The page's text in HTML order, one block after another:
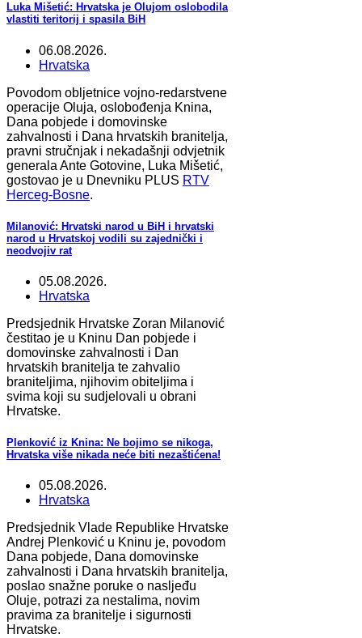
Luka Mišetić: Hrvatska je Olujom oslobodila
vlastiti teritorij i spasila BiH
06.08.2026.
Hrvatska
Povodom obljetnice vojno-redarstvene
operacije Oluja, oslobođenja Knina,
Dana pobjede i domovinske
zahvalnosti i Dana hrvatskih branitelja,
pravni stručnjak i nekadašnji odvjetnik
generala Ante Gotovine, Luka Mišetić,
gostovao je u Dnevniku PLUS RTV
Herceg-Bosne.
Milanović: Hrvatski narod u BiH i hrvatski
narod u Hrvatskoj vodili su zajednički i
neodvojiv rat
05.08.2026.
Hrvatska
Predsjednik Hrvatske Zoran Milanović
čestitao je u Kninu Dan pobjede i
domovinske zahvalnosti i Dan
hrvatskih branitelja te zahvalio
braniteljima, njihovim obiteljima i
svima koji su sudjelovali u obrani
Hrvatske.
Plenković iz Knina: Ne bojimo se nikoga,
Hrvatska više nikada neće biti nezaštićena!
05.08.2026.
Hrvatska
Predsjednik Vlade Republike Hrvatske
Andrej Plenković u Kninu je, povodom
Dana pobjede, Dana domovinske
zahvalnosti i Dana hrvatskih branitelja,
poslao snažne poruke o nasljeđu
Oluje, potrazi za nestalima, novim
pravima za branitelje i sigurnosti
Hrvatske.